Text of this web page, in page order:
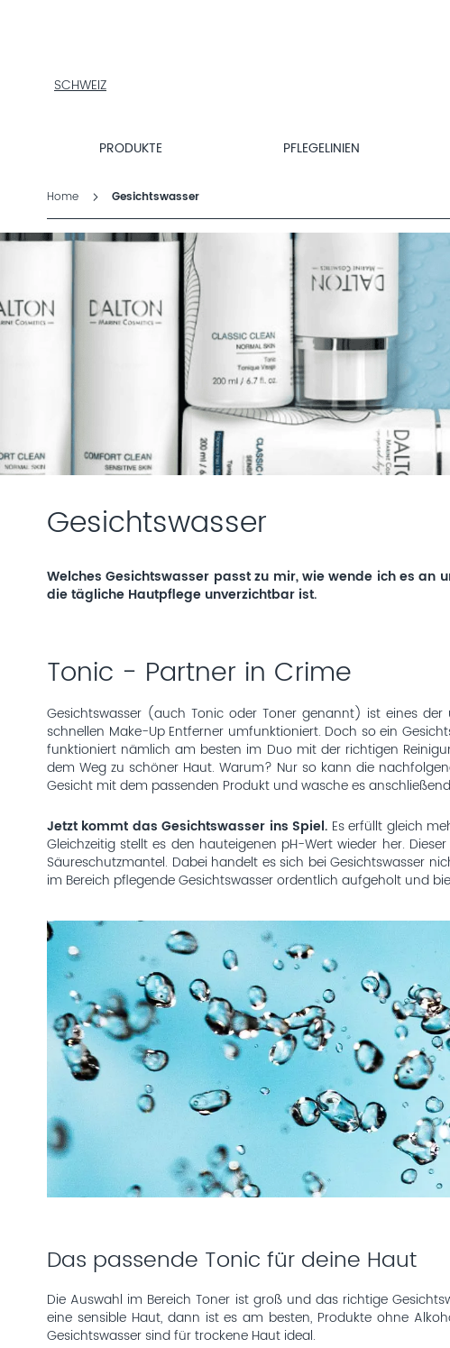
SCHWEIZ
INSTITUTSKOSMETIK
PRODUKTE PFLEGELINIEN
Home Gesichtswasser
Gesichtswasser
Welches Gesichtswasser passt zu mir, wie wende ich es
die tägliche Hautpflege unverzichtbar ist.
Tonic - Partner in Crime
Gesichtswasser (auch Tonic oder Toner genannt) ist eines
schnellen Make-Up Entferner umfunktioniert. Doch so ein
funktioniert nämlich am besten im Duo mit der richtigen
dem Weg zu schöner Haut. Warum? Nur so kann die
Gesicht mit dem passenden Produkt und wasche es
Jetzt kommt das Gesichtswasser ins Spiel. Es erfüllt gleich
Gleichzeitig stellt es den hauteigenen pH-Wert wieder her.
Säureschutzmantel. Dabei handelt es sich bei Gesichtswasser
im Bereich pflegende Gesichtswasser ordentlich aufgeholt und
Das passende Tonic für deine Haut
Die Auswahl im Bereich Toner ist groß und das richtige
eine sensible Haut, dann ist es am besten, Produkte ohne
Gesichtswasser sind für trockene Haut ideal.